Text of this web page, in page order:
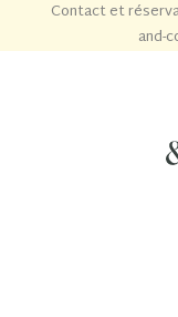
Contact et
and-